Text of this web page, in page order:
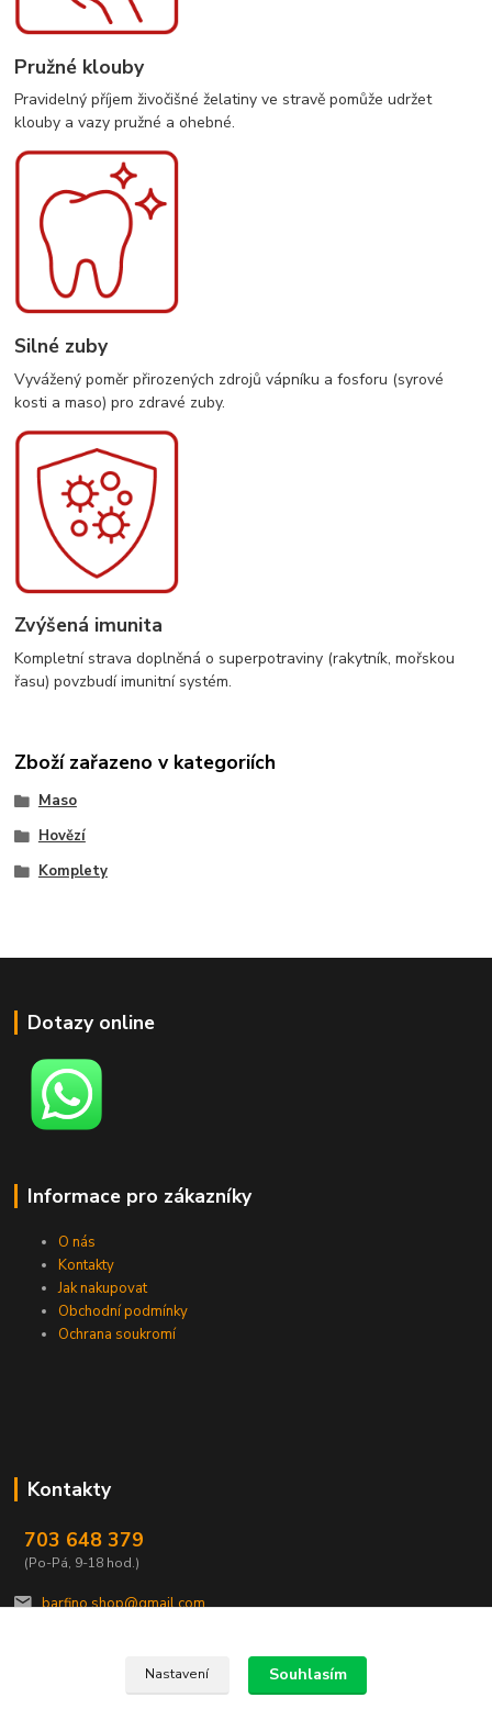
Pružné klouby
Pravidelný příjem živočišné želatiny ve stravě pomůže udržet
klouby a vazy pružné a ohebné.
Silné zuby
Vyvážený poměr přirozených zdrojů vápníku a fosforu (syrové
kosti a maso) pro zdravé zuby.
Zvýšená imunita
Kompletní strava doplněná o superpotraviny (rakytník, mořskou
řasu) povzbudí imunitní systém.
Zboží zařazeno v kategoriích
Maso
Hovězí
Komplety
Dotazy online
Informace pro zákazníky
O nás
Kontakty
Jak nakupovat
Obchodní podmínky
Ochrana soukromí
Kontakty
703 648 379
(Po-Pá, 9-18 hod.)
barfino.shop@gmail.com
Nastavení Souhlasím